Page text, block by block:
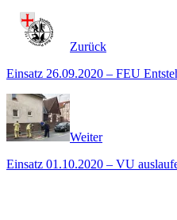
Zurück
Einsatz 26.09.2020 – FEU
Weiter
Einsatz 01.10.2020 – VU